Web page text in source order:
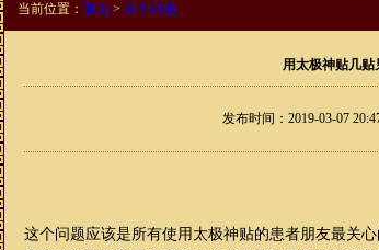
当前位置： 首页 > 关于神贴
用太极神贴几贴
发布时间：2019-03-07
这个问题应该是所有使用太极神贴的患者朋友最关